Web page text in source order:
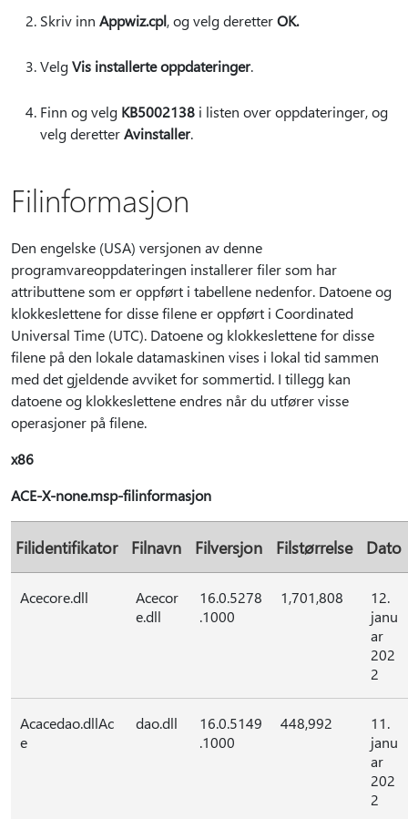
Skriv inn Appwiz.cpl, og velg deretterOK.
VelgVis installerte oppdateringer.
Finn og velg KB5002138 i listen over oppdateringer, og
velg deretterAvinstaller.
Filinformasjon
Den engelske (USA) versjonen av denne
programvareoppdateringen installerer filer som har
attributtene som er oppført i tabellene nedenfor. Datoene og
klokkeslettene for disse filene er oppført i Coordinated
Universal Time (UTC). Datoene og klokkeslettene for disse
filene på den lokale datamaskinen vises i lokal tid sammen
med det gjeldende avviket for sommertid. I tillegg kan
datoene og klokkeslettene endres når du utfører visse
operasjoner på filene.
x86
ACE-X-none.msp-filinformasjon
Filidentifikator Filnavn Filversjon Filstørrelse Dato
Acecore.dll
Acecor
e.dll
16.0.5278
.1000
1,701,808
12.
janu
ar
202
2
Acacedao.dllAc
e
dao.dll
16.0.5149
.1000
448,992
11.
janu
ar
202
2